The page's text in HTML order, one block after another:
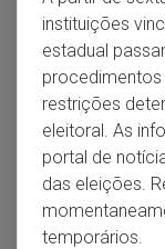
instituições
estadual
restrições
eleitoral. As
portal de
das eleições.
temporários.
o Ministério do
definido como o
viagens e
com fins de
relacionados
remunerada no
Estatístico do
mundo foi de,
representou um